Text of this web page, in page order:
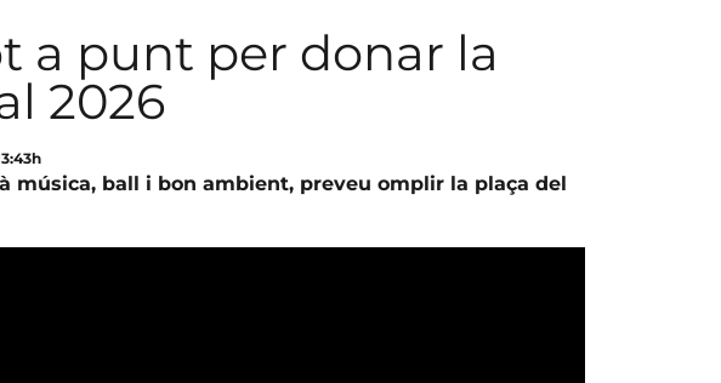
a punt per donar la
2026
música, ball i bon ambient, preveu omplir la plaça del